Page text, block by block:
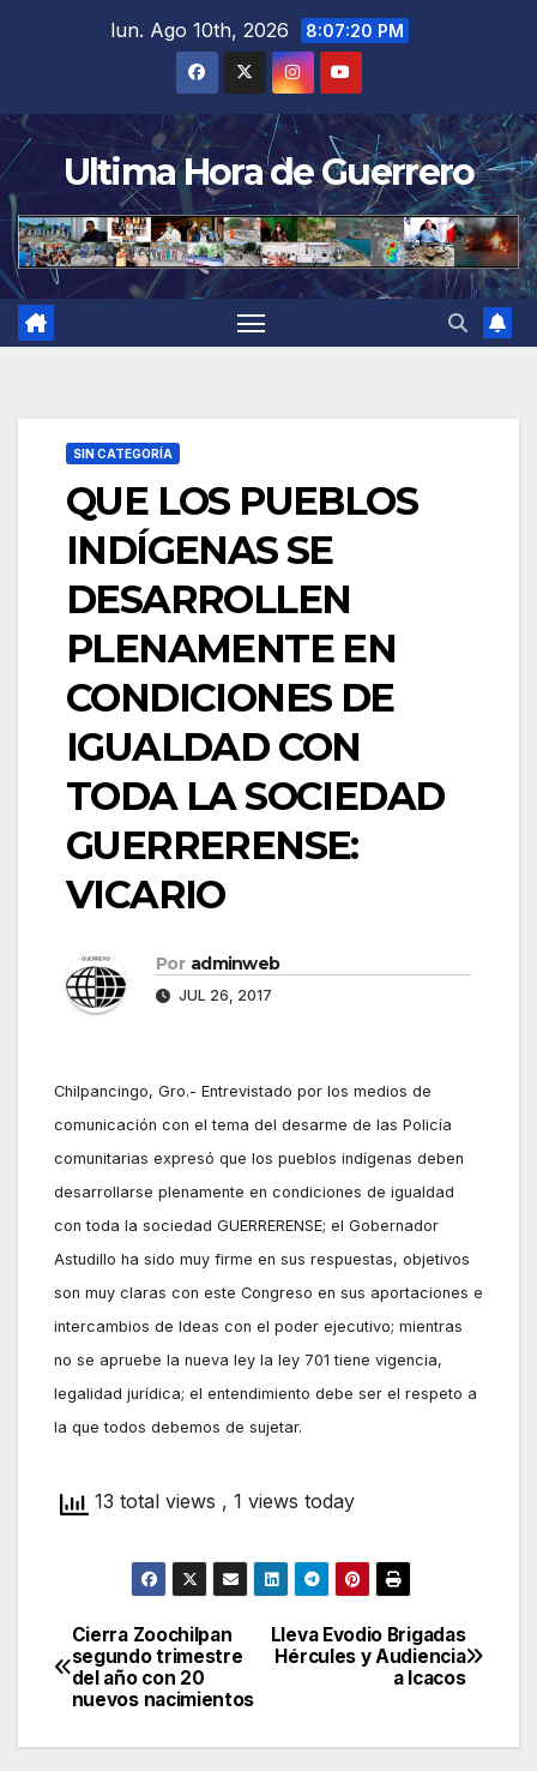
lun. Ago 10th, 2026 8:07:20 PM
Ultima Hora de Guerrero
SIN CATEGORÍA
QUE LOS PUEBLOS
INDÍGENAS SE
DESARROLLEN
PLENAMENTE EN
CONDICIONES DE
IGUALDAD CON
TODA LA SOCIEDAD
GUERRERENSE:
VICARIO
Por adminweb
JUL 26, 2017
Chilpancingo, Gro.- Entrevistado por los medios de
comunicación con el tema del desarme de las Policía
comunitarias expresó que los pueblos indígenas deben
desarrollarse plenamente en condiciones de igualdad
con toda la sociedad GUERRERENSE; el Gobernador
Astudillo ha sido muy firme en sus respuestas, objetivos
son muy claras con este Congreso en sus aportaciones e
intercambios de Ideas con el poder ejecutivo; mientras
no se apruebe la nueva ley la ley 701 tiene vigencia,
legalidad jurídica; el entendimiento debe ser el respeto a
la que todos debemos de sujetar.
13 total views , 1 views today
Navegación
de
entradas
Lleva Evodio Brigadas
Hércules y Audiencia
a Icacos
Cierra Zoochilpan
segundo trimestre
del año con 20
nuevos nacimientos